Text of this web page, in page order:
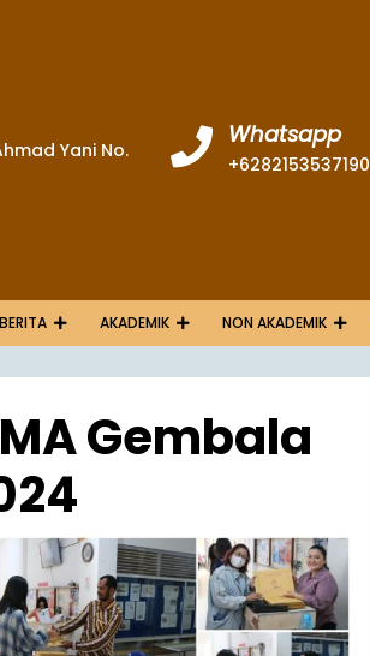
Yani No.
Whatsapp
+6282153537190
BERITA AKADEMIK NON AKADEMIK
Gembala